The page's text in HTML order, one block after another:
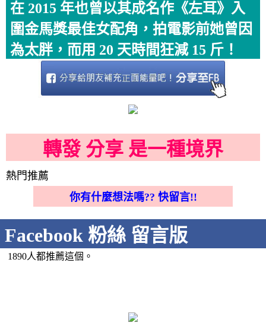
在 2015 年也曾以其成名作《左耳》入
圍金馬獎最佳女配角，拍電影前她曾因
為太胖，而用 20 天時間狂減 15 斤！
轉發 分享 是一種境界
熱門推薦
你有什麼想法嗎?? 快留言!!
Facebook 粉絲 留言版
1890人都推薦這個。